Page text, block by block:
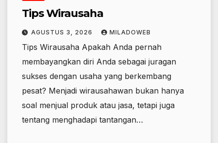
Tips Wirausaha
AGUSTUS 3, 2026 MILADOWEB
Tips Wirausaha Apakah Anda pernah
membayangkan diri Anda sebagai juragan
sukses dengan usaha yang berkembang
pesat? Menjadi wirausahawan bukan hanya
soal menjual produk atau jasa, tetapi juga
tentang menghadapi tantangan…